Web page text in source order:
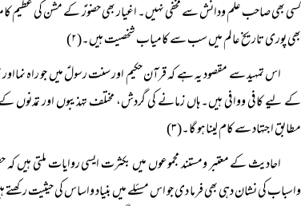
کسی بھی صاحب علم ودانش سے مخفی نہیں۔ اغیار بھی حضورؑ کے مشن کی عظیم
بھی پوری تاریخ عالم میں سب سے کامیاب شخصیت ہیں۔(۲)
اس تمہید سے مقصود یہ ہے کہ قرآن حکیم اور سنت رسولؑ میں جو راہ
کے لیے کافی ووافی ہیں۔ہاں زمانے کی گردش، مختلف تہذیبوں اور
مطابق اجتہاد سے کام لینا ہو گا۔(۳)
احادیث کے معتبر ومستند مجموعوں میں بکثرت ایسی روایات ملتی ہیں